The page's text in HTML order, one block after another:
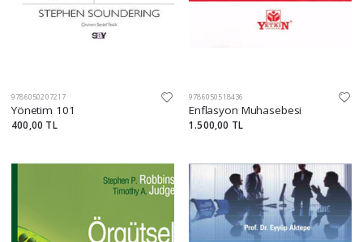
9786050207217
Yönetim 101
400,00 TL
9786050518436
Enflasyon Muhasebesi
1.500,00 TL